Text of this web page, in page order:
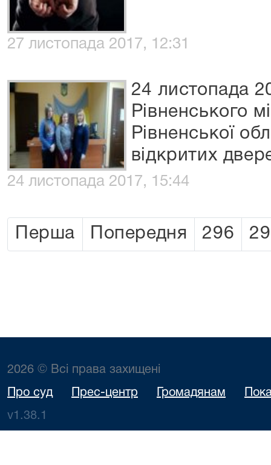
27 листопада 2017, 12:31
24 листопада
Рівненського
Рівненської
відкритих
24 листопада 2017, 15:44
Перша Попередня 296
2026 © Всі права захищені
Про суд Прес-центр Громадянам
v1.38.1